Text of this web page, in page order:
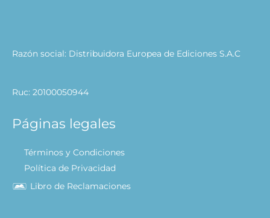
Razón social: Distribuidora Europea de Ediciones S.A.C
Ruc: 20100050944
Páginas legales
Términos y Condiciones
Política de Privacidad
Libro de Reclamaciones